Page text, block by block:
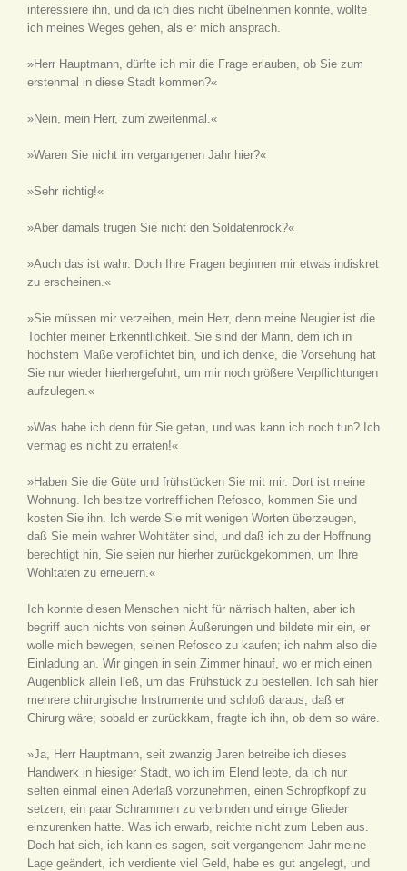
interessiere ihn, und da ich dies nicht übelnehmen konnte, wollte
ich meines Weges gehen, als er mich ansprach.
»Herr Hauptmann, dürfte ich mir die Frage erlauben, ob Sie zum
erstenmal in diese Stadt kommen?«
»Nein, mein Herr, zum zweitenmal.«
»Waren Sie nicht im vergangenen Jahr hier?«
»Sehr richtig!«
»Aber damals trugen Sie nicht den Soldatenrock?«
»Auch das ist wahr. Doch Ihre Fragen beginnen mir etwas indiskret
zu erscheinen.«
»Sie müssen mir verzeihen, mein Herr, denn meine Neugier ist die
Tochter meiner Erkenntlichkeit. Sie sind der Mann, dem ich in
höchstem Maße verpflichtet bin, und ich denke, die Vorsehung hat
Sie nur wieder hierhergefuhrt, um mir noch größere Verpflichtungen
aufzulegen.«
»Was habe ich denn für Sie getan, und was kann ich noch tun? Ich
vermag es nicht zu erraten!«
»Haben Sie die Güte und frühstücken Sie mit mir. Dort ist meine
Wohnung. Ich besitze vortrefflichen Refosco, kommen Sie und
kosten Sie ihn. Ich werde Sie mit wenigen Worten überzeugen,
daß Sie mein wahrer Wohltäter sind, und daß ich zu der Hoffnung
berechtigt hin, Sie seien nur hierher zurückgekommen, um Ihre
Wohltaten zu erneuern.«
Ich konnte diesen Menschen nicht für närrisch halten, aber ich
begriff auch nichts von seinen Äußerungen und bildete mir ein, er
wolle mich bewegen, seinen Refosco zu kaufen; ich nahm also die
Einladung an. Wir gingen in sein Zimmer hinauf, wo er mich einen
Augenblick allein ließ, um das Frühstück zu bestellen. Ich sah hier
mehrere chirurgische Instrumente und schloß daraus, daß er
Chirurg wäre; sobald er zurückkam, fragte ich ihn, ob dem so wäre.
»Ja, Herr Hauptmann, seit zwanzig Jaren betreibe ich dieses
Handwerk in hiesiger Stadt, wo ich im Elend lebte, da ich nur
selten einmal einen Aderlaß vorzunehmen, einen Schröpfkopf zu
setzen, ein paar Schrammen zu verbinden und einige Glieder
einzurenken hatte. Was ich erwarb, reichte nicht zum Leben aus.
Doch hat sich, ich kann es sagen, seit vergangenem Jahr meine
Lage geändert, ich verdiente viel Geld, habe es gut angelegt, und